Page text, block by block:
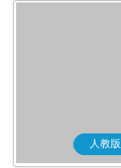
人教版